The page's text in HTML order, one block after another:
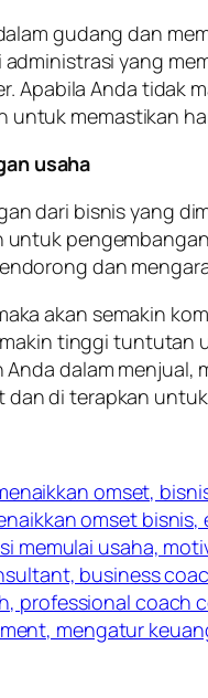
gudang dan
yang
Apabila Anda tidak
memastikan
usaha
dari bisnis yang
dan
akan semakin
tinggi
dalam
di terapkan